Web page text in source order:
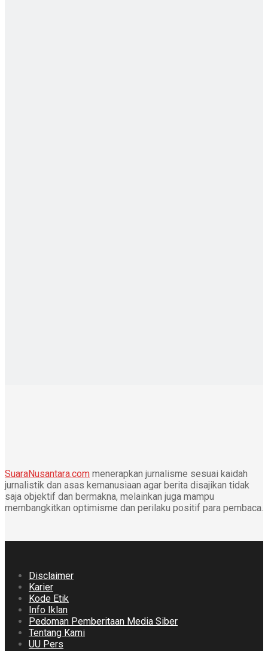
SuaraNusantara.com menerapkan jurnalisme sesuai kaidah
jurnalistik dan asas kemanusiaan agar berita disajikan tidak
saja objektif dan bermakna, melainkan juga mampu
membangkitkan optimisme dan perilaku positif para pembaca.
Disclaimer
Karier
Kode Etik
Info Iklan
Pedoman Pemberitaan Media Siber
Tentang Kami
UU Pers